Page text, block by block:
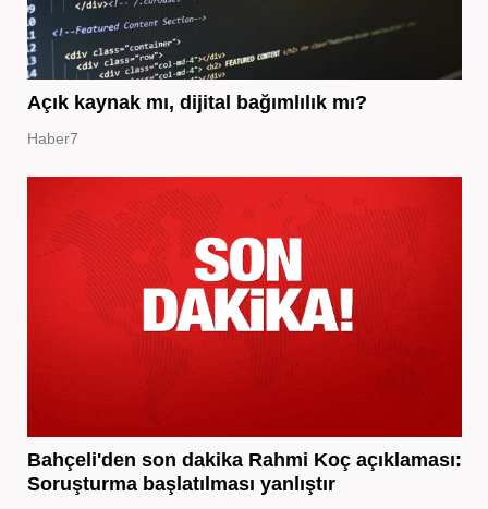
Açık kaynak mı, dijital bağımlılık mı?
Haber7
Bahçeli'den son dakika Rahmi Koç açıklaması:
Soruşturma başlatılması yanlıştır